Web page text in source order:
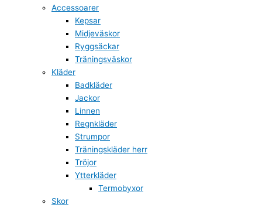
Accessoarer
Kepsar
Midjeväskor
Ryggsäckar
Träningsväskor
Kläder
Badkläder
Jackor
Linnen
Regnkläder
Strumpor
Träningskläder herr
Tröjor
Ytterkläder
Termobyxor
Skor